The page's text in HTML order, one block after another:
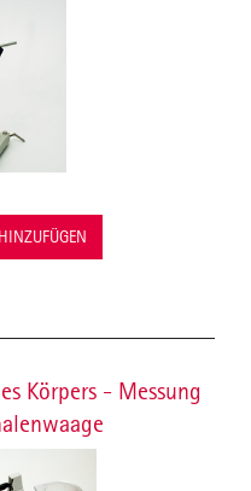
Körpers - Messung